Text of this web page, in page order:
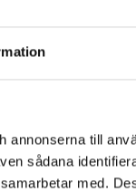
till
sådana
med.
det andra
av ett så